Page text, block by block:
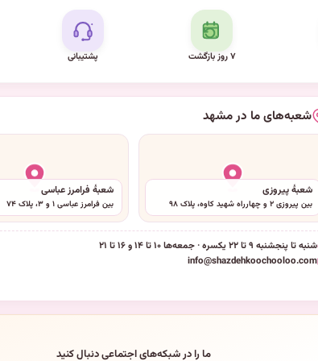
۷ روز بازگشت پشتیبانی
شعبه‌های ما در مشهد
شعبهٔ پیروزی
بین پیروزی ۲ و چهارراه شهید کاوه، پلاک ۹۸
شعبهٔ فرامرز عباسی
بین فرامرز عباسی ۱ و ۳، پلاک ۷۴
شنبه تا پنجشنبه ۹ تا ۲۲ یکسره · جمعه‌ها ۱۰ تا ۱۴ و ۱۶ تا ۲۱
info@shazdehkoochooloo.com
ما را در شبکه‌های اجتماعی دنبال کنید